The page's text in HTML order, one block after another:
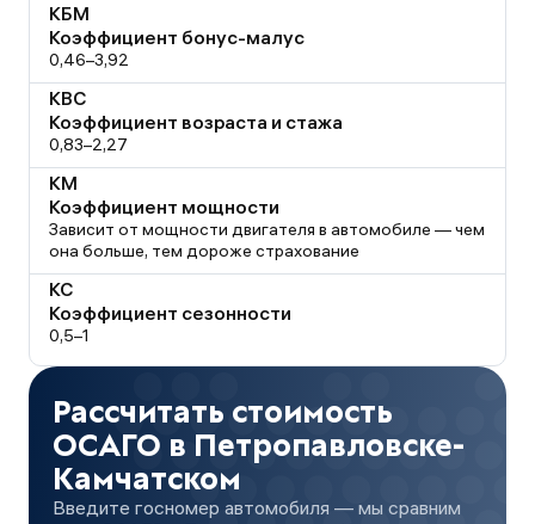
КБМ
Коэффициент бонус-малус
0,46–3,92
КВС
Коэффициент возраста и стажа
0,83–2,27
КМ
Коэффициент мощности
Зависит от мощности двигателя в автомобиле — чем
она больше, тем дороже страхование
КС
Коэффициент сезонности
0,5–1
Рассчитать стоимость
ОСАГО в Петропавловске-
Камчатском
Введите госномер автомобиля — мы сравним